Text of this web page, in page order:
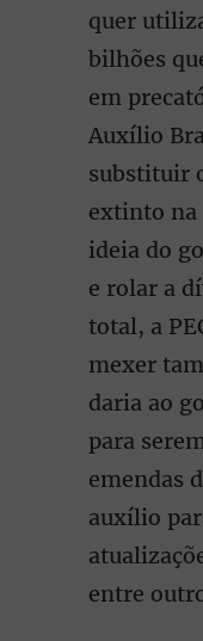
quer
bilhões
em
Auxílio
substituir
extinto na
ideia do
e rolar a
total, a
mexer
daria ao
para
emendas
auxílio
entre